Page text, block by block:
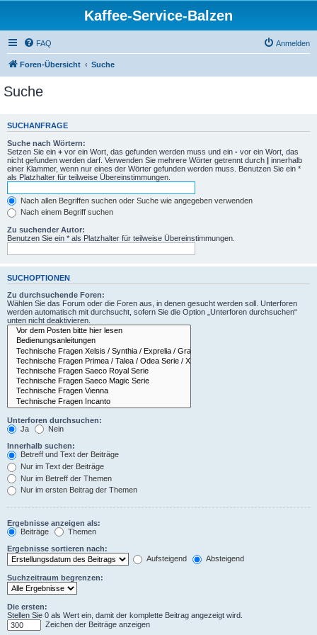
Kaffee-Service-Balzen
FAQ Anmelden
Foren-Übersicht Suche
Suche
SUCHANFRAGE
Suche nach Wörtern:
Setzen Sie ein + vor ein Wort, das gefunden werden muss und ein - vor ein Wort, das
nicht gefunden werden darf. Verwenden Sie mehrere Wörter getrennt durch | innerhalb
einer Klammer, wenn nur eines der Wörter gefunden werden muss. Benutzen Sie ein *
als Platzhalter für teilweise Übereinstimmungen.
Nach allen Begriffen suchen oder Suche wie angegeben verwenden
Nach einem Begriff suchen
Zu suchender Autor:
Benutzen Sie ein * als Platzhalter für teilweise Übereinstimmungen.
SUCHOPTIONEN
Zu durchsuchende Foren:
Wählen Sie das Forum oder die Foren aus, in denen gesucht werden soll. Unterforen
werden automatisch mit durchsucht, sofern Sie die Option „Unterforen durchsuchen“
unten nicht deaktivieren.
Unterforen durchsuchen:
Ja
Nein
Innerhalb suchen:
Betreff und Text der Beiträge
Nur im Text der Beiträge
Nur im Betreff der Themen
Nur im ersten Beitrag der Themen
Ergebnisse anzeigen als:
Beiträge
Themen
Ergebnisse sortieren nach:
Aufsteigend
Absteigend
Suchzeitraum begrenzen:
Die ersten:
Stellen Sie 0 als Wert ein, damit der komplette Beitrag angezeigt wird.
Zeichen der Beiträge anzeigen